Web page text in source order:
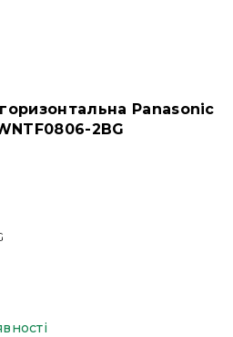
Panasonic
2BG